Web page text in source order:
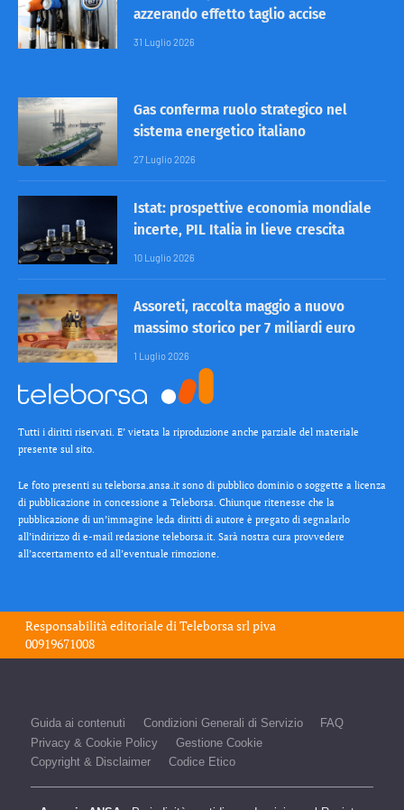
azzerando effetto taglio accise
31 Luglio 2026
Gas conferma ruolo strategico nel
sistema energetico italiano
27 Luglio 2026
Istat: prospettive economia mondiale
incerte, PIL Italia in lieve crescita
10 Luglio 2026
Assoreti, raccolta maggio a nuovo
massimo storico per 7 miliardi euro
1 Luglio 2026
Tutti i diritti riservati. E’ vietata la riproduzione anche parziale del materiale
presente sul sito.
Le foto presenti su teleborsa.ansa.it sono di pubblico dominio o soggette a licenza
di pubblicazione in concessione a Teleborsa. Chiunque ritenesse che la
pubblicazione di un’immagine leda diritti di autore è pregato di segnalarlo
all’indirizzo di e-mail redazione teleborsa.it. Sarà nostra cura provvedere
all’accertamento ed all’eventuale rimozione.
Responsabilità editoriale diTeleborsa srlpiva
00919671008
Guida ai contenuti Condizioni Generali di Servizio
FAQ
Privacy & Cookie Policy
Gestione Cookie
Copyright & Disclaimer
Codice Etico